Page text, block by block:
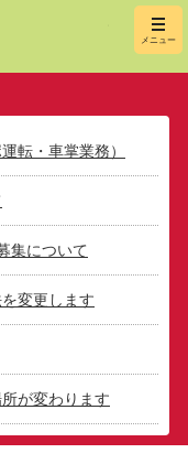
埼玉県
メニュー
転・車掌業務）
集について
変更します
が変わります